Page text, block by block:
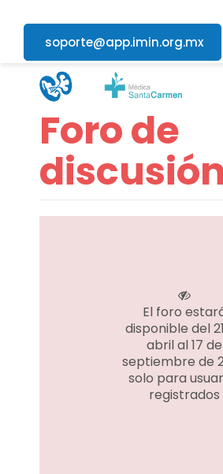
soporte@app.imin.org.mx
Curso de
Foro de
discusión
El foro
disponible del
abril al 17 de
septiembre de
solo para
registrados